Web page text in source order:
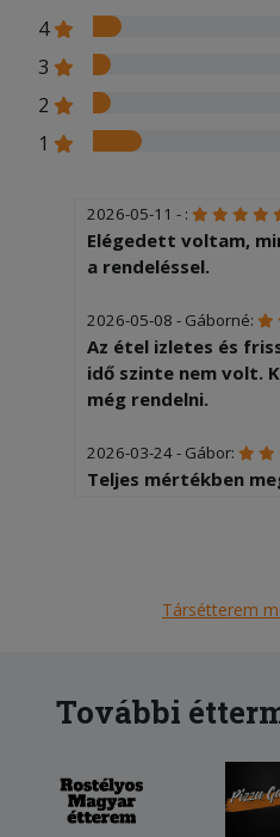
4
3
2
1
2026-05-11 - :
Elégedett voltam,
a rendeléssel.
2026-05-08 - Gáborné:
Az étel izletes és
idő szinte nem volt.
még rendelni.
2026-03-24 - Gábor:
Teljes mértékben
a legrosszabb
annyi pénzért ment
mint a moslék
Társétterem
További